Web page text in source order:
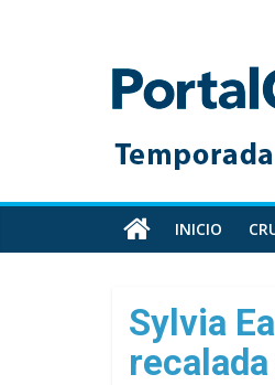
Toda
información
cruceros
en
un
sitio
INICIO
Sylvia